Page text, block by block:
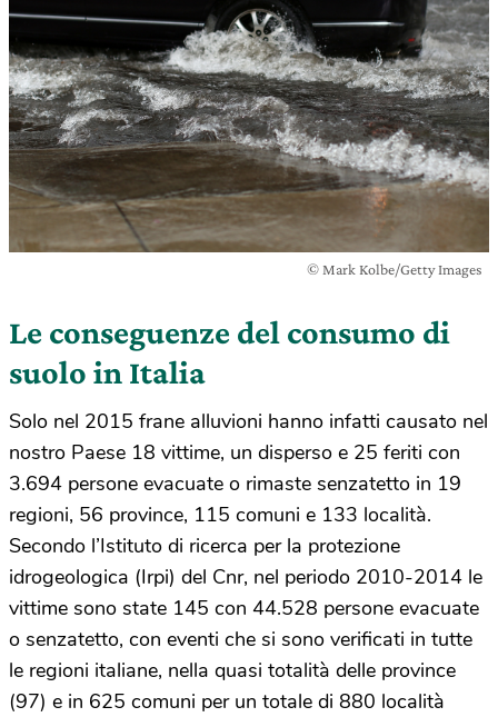
© Mark Kolbe/Getty Images
Le conseguenze del consumo di
suolo in Italia
Solo nel 2015 frane alluvioni hanno infatti causato nel
nostro Paese 18 vittime, un disperso e 25 feriti con
3.694 persone evacuate o rimaste senzatetto in 19
regioni, 56 province, 115 comuni e 133 località.
Secondo l’Istituto di ricerca per la protezione
idrogeologica (Irpi) del Cnr, nel periodo 2010-2014 le
vittime sono state 145 con 44.528 persone evacuate
o senzatetto, con eventi che si sono verificati in tutte
le regioni italiane, nella quasi totalità delle province
(97) e in 625 comuni per un totale di 880 località